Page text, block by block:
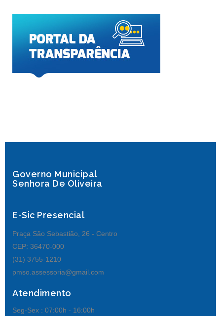
Governo Municipal
Senhora De Oliveira
E-Sic Presencial
Praça São Sebastião, 26 - Centro
CEP: 36470-000
(31) 3755-1210
pmso.assessoria@gmail.com
Atendimento
Seg-Sex : 07:00h - 16:00h